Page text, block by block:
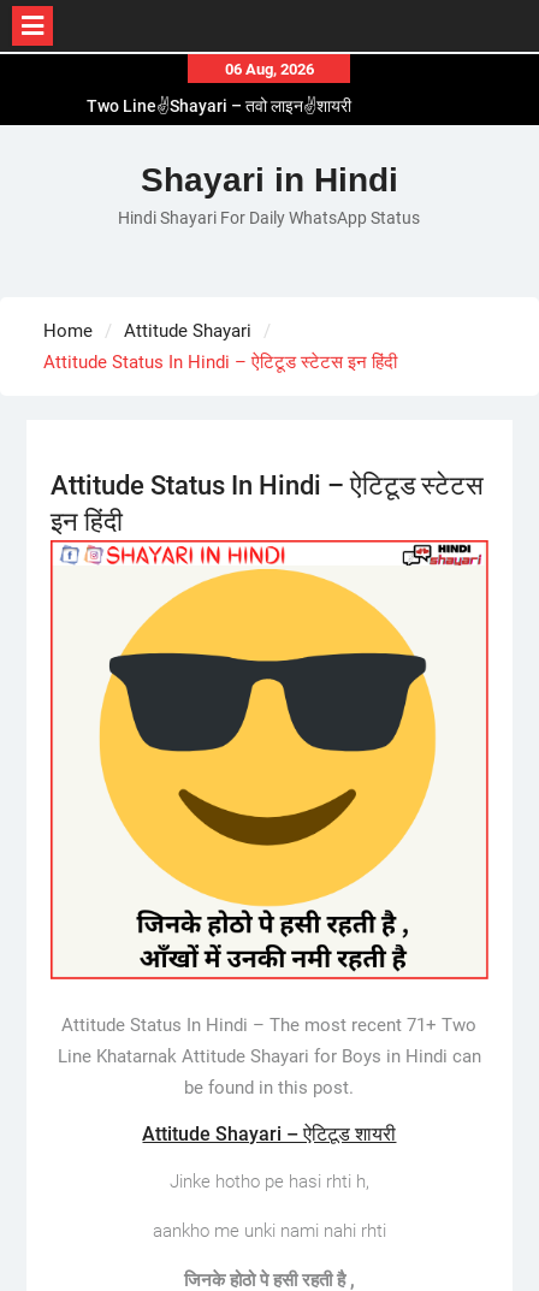
content
06 Aug, 2026
Two Line✌️Shayari – तवो लाइन✌️शायरी
Romantic Love😽Status – रोमांटिक लव😽स्टेटस
Love🥳Poetry In Hindi – लव🥳पोएट्री इन हिंदी
1 Line☝️Shayari In Hindi – १ लाइन☝️शायरी इन हिंदी
Shayari in Hindi
Hindi Shayari For Daily WhatsApp Status
Home
Attitude Shayari
Attitude Status In Hindi – ऐटिटूड स्टेटस इन हिंदी
Attitude Status In Hindi – ऐटिटूड स्टेटस
इन हिंदी
Attitude Status In Hindi – The most recent 71+ Two
Line Khatarnak Attitude Shayari for Boys in Hindi can
be found in this post.
Attitude Shayari – ऐटिटूड शायरी
Jinke hotho pe hasi rhti h,
aankho me unki nami nahi rhti
जिनके होठो पे हसी रहती है,